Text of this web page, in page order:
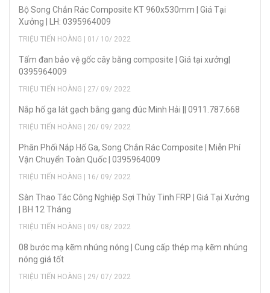
Bộ Song Chắn Rác Composite KT 960x530mm | Giá Tại
Xưởng | LH: 0395964009
TRIỆU TIẾN HOÀNG | 01/ 10/ 2022
Tấm đan bảo vệ gốc cây bằng composite | Giá tại xưởng|
0395964009
TRIỆU TIẾN HOÀNG | 27/ 09/ 2022
Nắp hố ga lát gạch bằng gang đúc Minh Hải || 0911.787.668
TRIỆU TIẾN HOÀNG | 20/ 09/ 2022
Phân Phối Nắp Hố Ga, Song Chắn Rác Composite | Miễn Phí
Vận Chuyển Toàn Quốc | 0395964009
TRIỆU TIẾN HOÀNG | 16/ 09/ 2022
Sàn Thao Tác Công Nghiệp Sợi Thủy Tinh FRP | Giá Tại Xưởng
| BH 12 Tháng
TRIỆU TIẾN HOÀNG | 09/ 08/ 2022
08 bước mạ kẽm nhúng nóng | Cung cấp thép mạ kẽm nhúng
nóng giá tốt
TRIỆU TIẾN HOÀNG | 29/ 07/ 2022